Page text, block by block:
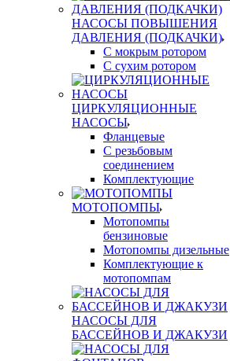
НАСОСЫ ПОВЫШЕНИЯ
ДАВЛЕНИЯ (ПОДКАЧКИ)
С мокрым ротором
С сухим ротором
ЦИРКУЛЯЦИОННЫЕ
НАСОСЫ
Фланцевые
С резьбовым
соединением
Комплектующие
МОТОПОМПЫ
Мотопомпы
бензиновые
Мотопомпы дизельные
Комплектующие к
мотопомпам
НАСОСЫ ДЛЯ
БАССЕЙНОВ И ДЖАКУЗИ